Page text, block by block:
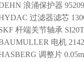
浪涌保护器
过滤器滤芯
杆端关节轴承
电机
调整片